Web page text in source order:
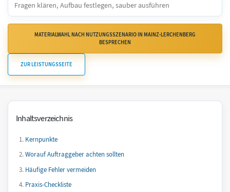
Fragen klären, Aufbau festlegen, sauber ausführen
MATERIALWAHL NACH NUTZUNGSSZENARIO IN MAINZ-LERCHENBERG
BESPRECHEN
ZUR LEISTUNGSSEITE
Inhaltsverzeichnis
Kernpunkte
Worauf Auftraggeber achten sollten
Häufige Fehler vermeiden
Praxis-Checkliste